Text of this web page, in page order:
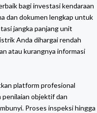
bagi investasi kendaraan
dan dokumen lengkap untuk
jangka panjang unit
Anda dihargai rendah
atau kurangnya informasi
platform profesional
penilaian objektif dan
Proses inspeksi hingga